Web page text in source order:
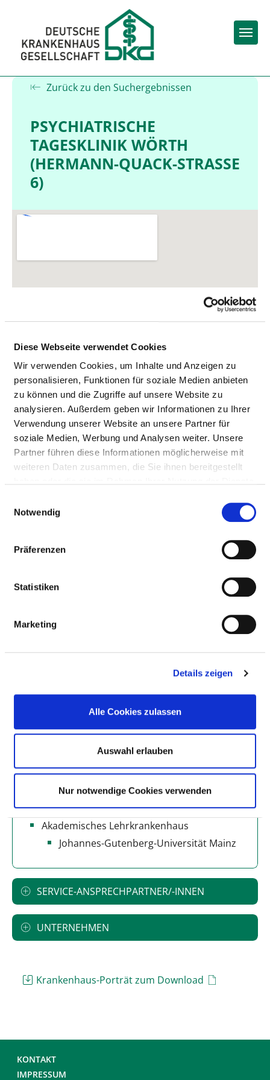
Diese Webseite verwendet Cookies
Wir verwenden Cookies, um Inhalte und Anzeigen zu
personalisieren, Funktionen für soziale Medien anbieten
zu können und die Zugriffe auf unsere Website zu
analysieren. Außerdem geben wir Informationen zu Ihrer
Verwendung unserer Website an unsere Partner für
soziale Medien, Werbung und Analysen weiter. Unsere
Partner führen diese Informationen möglicherweise mit
weiteren Daten zusammen, die Sie ihnen bereitgestellt
Notwendig
Präferenzen
Statistiken
Marketing
Details zeigen
Alle Cookies zulassen
Auswahl erlauben
Nur notwendige Cookies verwenden
Zurück zu den Suchergebnissen
PSYCHIATRISCHE
TAGESKLINIK WÖRTH
(HERMANN-QUACK-STRASSE 6
)
Hermann-Quack-Straße 6
76744 Wörth
http://www.pfalzklinikum.de
Vollstationäre Fallzahl: 1
Teilstationäre Fallzahl: 141
Ambulante Fallzahl: 782
Standort Wörth
Art des Trägers: öffentlich
Akademisches Lehrkrankenhaus
Johannes-Gutenberg-Universität Mainz
SERVICE-ANSPRECHPARTNER/-INNEN
UNTERNEHMEN
Krankenhaus-Porträt zum Download
KONTAKT
IMPRESSUM